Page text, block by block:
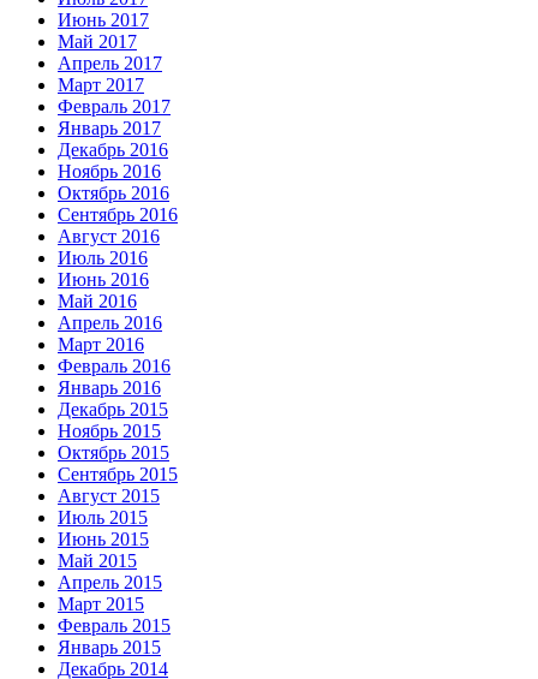
Июнь 2017
Май 2017
Апрель 2017
Март 2017
Февраль 2017
Январь 2017
Декабрь 2016
Ноябрь 2016
Октябрь 2016
Сентябрь 2016
Август 2016
Июль 2016
Июнь 2016
Май 2016
Апрель 2016
Март 2016
Февраль 2016
Январь 2016
Декабрь 2015
Ноябрь 2015
Октябрь 2015
Сентябрь 2015
Август 2015
Июль 2015
Июнь 2015
Май 2015
Апрель 2015
Март 2015
Февраль 2015
Январь 2015
Декабрь 2014